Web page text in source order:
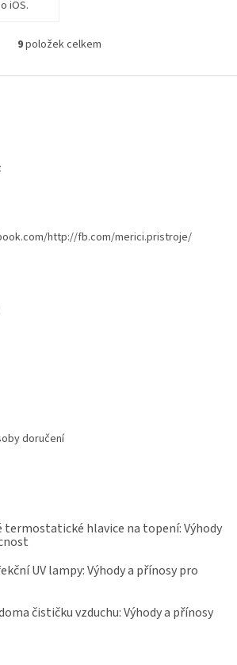
iOS.
O
l
y
v
9položek celkem
http://fb.com/merici.pristroje/
doručení
hlavice na topení: Výhody
UV lampy: Výhody a přínosy pro
čističku vzduchu: Výhody a přínosy